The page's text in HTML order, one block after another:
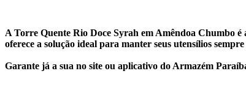
A Torre Quente Rio Doce Syrah em Amêndoa Chumbo
oferece a solução ideal para manter seus utensílios
Garante já a sua no site ou aplicativo do Armazém